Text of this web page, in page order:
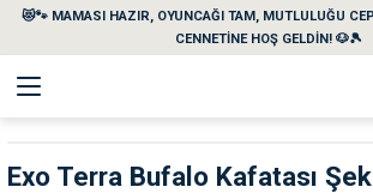
😻🐾 MAMASI HAZIR, OYUNCAĞI TAM, MUTLULUĞU
CENNETİNE HOŞ GELDİN! 🐶🎾
Geri Dön
Geri Dön
Geri Dön
Geri Dön
Geri Dön
Geri Dön
Exo Terra Bufalo Kafatası